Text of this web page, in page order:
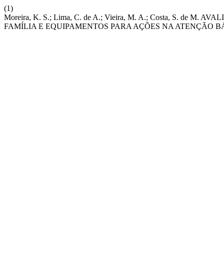
(1)
Moreira, K. S.; Lima, C. de A.; Vieira, M. A.; Costa, S. de M.
FAMÍLIA E EQUIPAMENTOS PARA AÇÕES NA ATENÇÃO